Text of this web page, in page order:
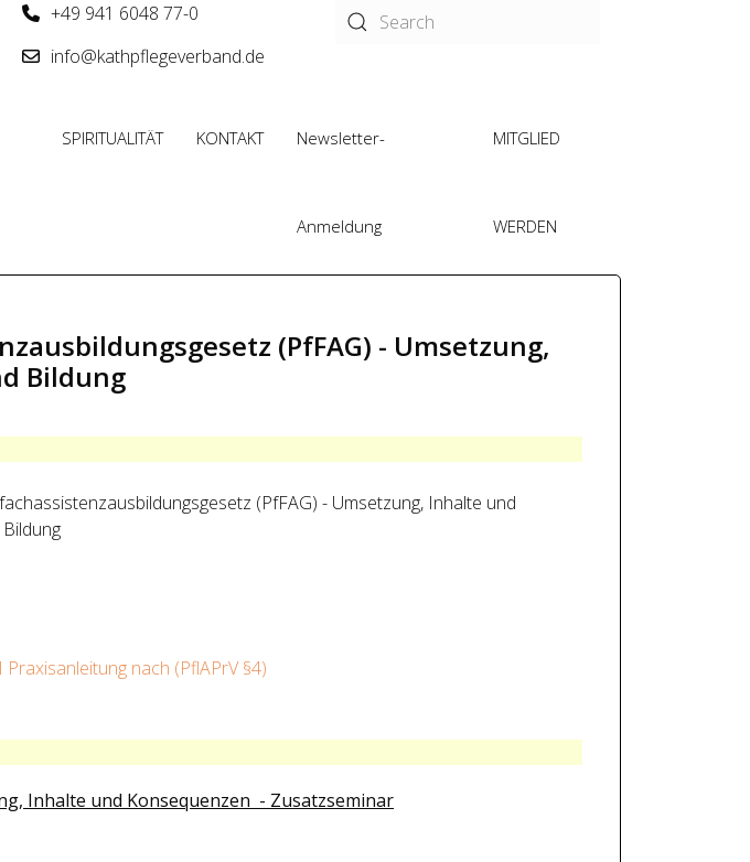
+49 941 6048 77-0
info@kathpflegeverband.de
SPIRITUALITÄT KONTAKT Newsletter-
Anmeldung
MITGLIED
WERDEN
(PfFAG) - Umsetzung,
Bildung
(PfFAG) - Umsetzung, Inhalte und
nach (PflAPrV §4)
Inhalte und Konsequenzen - Zusatzseminar